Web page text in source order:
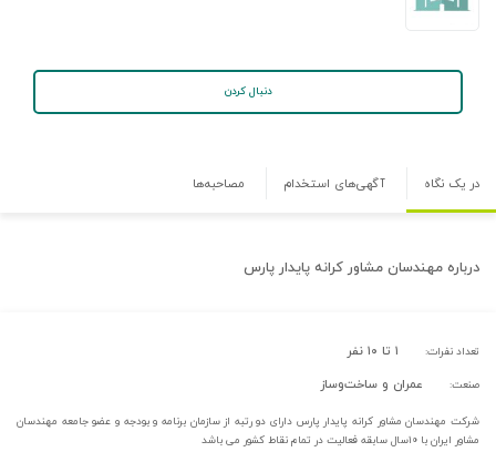
دنبال کردن
در یک نگاه آگهی‌های استخدام مصاحبه‌ها
درباره مهندسان مشاور کرانه پایدار پارس
تعداد نفرات: ۱ تا ۱۰ نفر
صنعت: عمران و ساخت‌وساز
شرکت مهندسان مشاور کرانه پایدار پارس دارای دو رتبه از سازمان برنامه و بودجه و عضو جامعه مهندسان
مشاور ایران با ۱۰سال سابقه فعالیت در تمام نقاط کشور می باشد